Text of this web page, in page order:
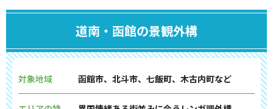
道南・函館の景観外構
対象地域 函館市、北斗市、七飯町、木古内町など